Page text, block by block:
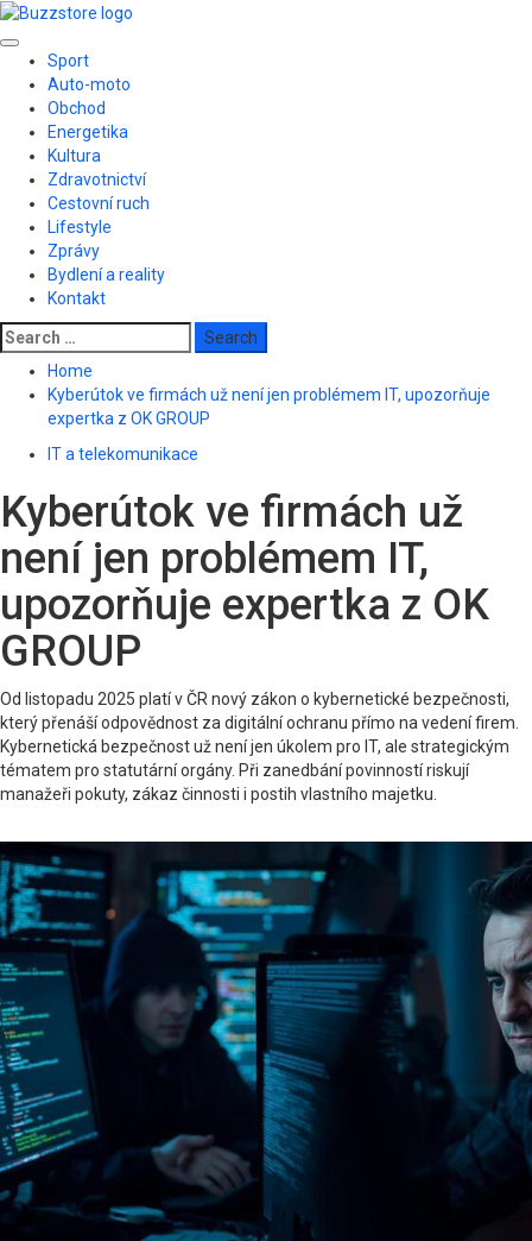
Skip
content
Primary
Menu
Sport
Auto-moto
Obchod
Energetika
Kultura
Zdravotnictví
Cestovní ruch
Lifestyle
Zprávy
Bydlení a reality
Kontakt
Search
for:
Home
Kyberútok ve firmách už není jen problémem IT, upozorňuje
expertka z OK GROUP
IT a telekomunikace
Kyberútok ve firmách už
není jen problémem IT,
upozorňuje expertka z OK
GROUP
Od listopadu 2025 platí v ČR nový zákon o kybernetické bezpečnosti,
který přenáší odpovědnost za digitální ochranu přímo na vedení firem.
Kybernetická bezpečnost už není jen úkolem pro IT, ale strategickým
tématem pro statutární orgány. Při zanedbání povinností riskují
manažeři pokuty, zákaz činnosti i postih vlastního majetku.